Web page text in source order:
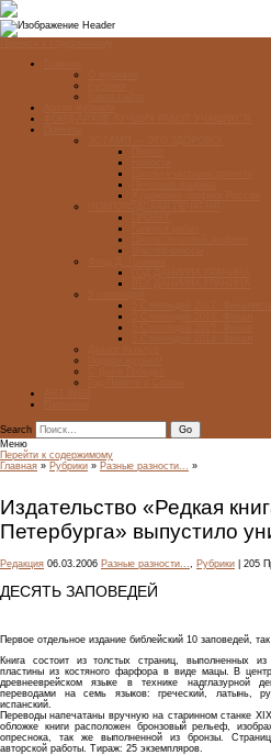
Search
Меню
Перейти к содержимому
Главная » Рубрики » Разные разности... »
Издательство «Редкая
Петербурга» выпустило
Редакция 06.03.2006 Разные разности... Рубрики | 205
ДЕСЯТЬ ЗАПОВЕДЕЙ
Первое отдельное издание библейский 10 заповедей,
Книга состоит из толстых страниц, выполненных
пластины из костяного фарфора в виде мацы. В
древнееврейском языке в технике надглазурной
переводами на семь языков: греческий, латынь,
испанский.
Переводы напечатаны вручную на старинном станке
обложке книги расположен бронзовый рельеф,
опреснока, так же выполненной из бронзы.
авторской работы. Тираж: 25 экземпляров.